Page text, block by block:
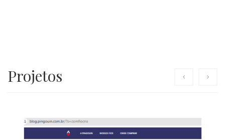
Projetos